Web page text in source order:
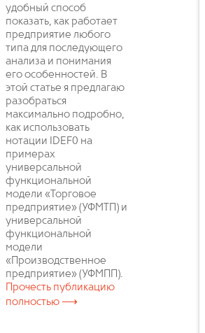
удобный способ
показать, как работает
предприятие любого
типа для последующего
анализа и понимания
его особенностей. В
этой статье я предлагаю
разобраться
максимально подробно,
как использовать
нотации IDEF0 на
примерах
универсальной
функциональной
модели «Торговое
предприятие» (УФМТП) и
универсальной
функциональной
модели
«Производственное
предприятие» (УФМПП).
Прочесть публикацию
полностью ⟶